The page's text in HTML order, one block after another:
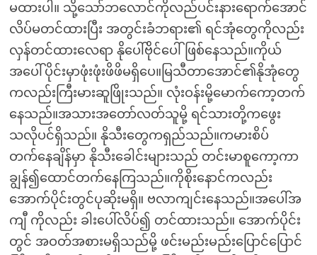
မထားပါ။ သို့သော်ဘလောင်ကိုလည်ပင်းနားရောက်အောင်
လိပ်မတင်ထားပြီး အတွင်းခံဘရား၏ ရင်အုံတွေကိုလည်း
လှန်တင်ထားလေရာ နိုပေါ်ဗိုင်ပေါ်ဖြစ်နေသည်။ကိုယ်
အပေါ်ပိုင်းမှာဖုံးဖုံးဖိဖိမရှိပေ။မြသီတာအောင်၏နိုအုံတွေ
ကလည်းကြီးမားဆူဖြိုးသည်။ လုံးဝန်းမို့မောက်ကော့တက်
နေသည်။အသားအတော်လတ်သူမို့ ရင်သားတို့ကဖွေး
သလိုပင်ရှိသည်။ နိုသီးတွေကရှည်သည်။ကမားစိပ်
တက်နေချိန်မှာ နိုသီးခေါင်းများသည် တင်းမာစူကော့ကာ
ချွန်၍ထောင်တက်နေကြသည်။ကိုစိုးနောင်ကလည်း
အောက်ပိုင်းတွင်ပုဆိုးမရှိ။ ဗလာကျင်းနေသည်။အပေါ်အ
ကျီ ကိုလည်း ခါးပေါ်လိပ်၍ တင်ထားသည်။ အောက်ပိုင်း
တွင် အဝတ်အစားမရှိသည်မို့ ဖင်းမည်းမည်းပြောင်ပြောင်